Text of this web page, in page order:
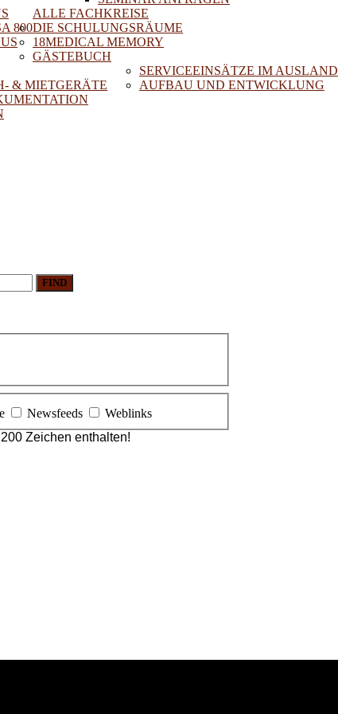
ALLE FACHKREISE
800DIE SCHULUNGSRÄUME
18MEDICAL MEMORY
GÄSTEBUCH
& MIETGERÄTE
SERVICEEINSÄTZE IM AUSLAND
AUFBAU UND ENTWICKLUNG
FIND
Newsfeeds
Weblinks
Zeichen enthalten!